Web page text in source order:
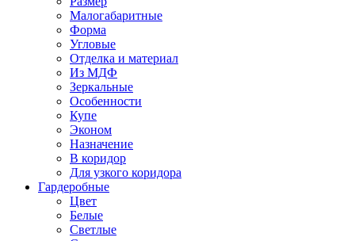
Малогабаритные
Форма
Угловые
Отделка и материал
Из МДФ
Зеркальные
Особенности
Купе
Эконом
Назначение
В коридор
Для узкого коридора
Гардеробные
Цвет
Белые
Светлые